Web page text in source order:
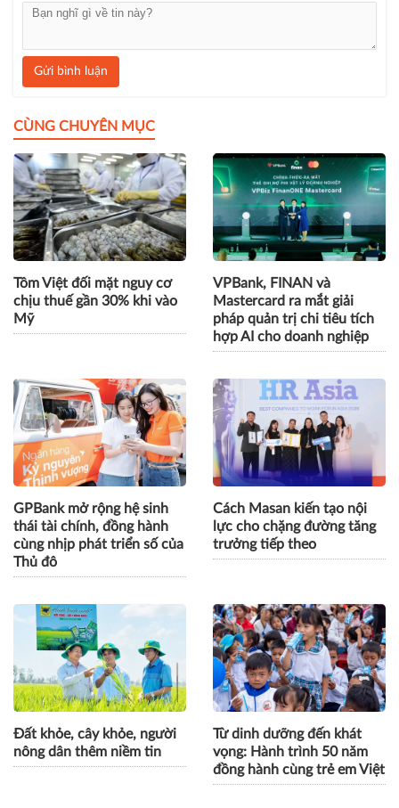
Gửi bình luận
CÙNG CHUYÊN MỤC
Tôm Việt đối mặt nguy cơ
chịu thuế gần 30% khi vào
Mỹ
VPBank, FINAN và
Mastercard ra mắt giải
pháp quản trị chi tiêu tích
hợp AI cho doanh nghiệp
GPBank mở rộng hệ sinh
thái tài chính, đồng hành
cùng nhịp phát triển số của
Thủ đô
Cách Masan kiến tạo nội
lực cho chặng đường tăng
trưởng tiếp theo
Đất khỏe, cây khỏe, người
nông dân thêm niềm tin
Từ dinh dưỡng đến khát
vọng: Hành trình 50 năm
đồng hành cùng trẻ em Việt